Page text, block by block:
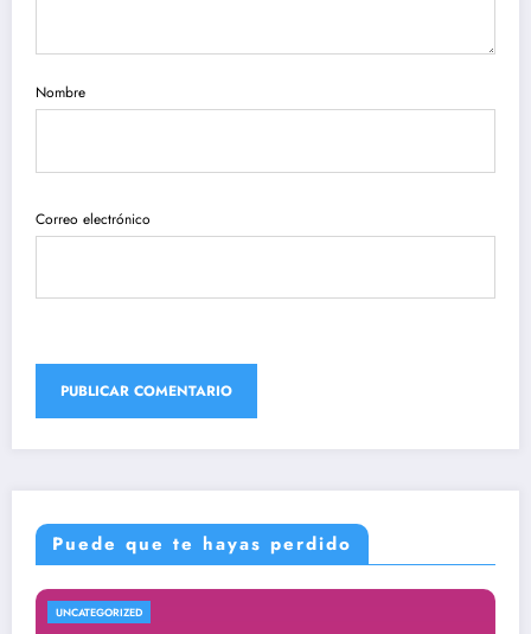
Nombre
Correo electrónico
Puede que te hayas perdido
UNCATEGORIZED